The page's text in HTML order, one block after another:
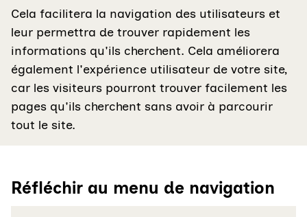
Cela facilitera la navigation des utilisateurs et
leur permettra de trouver rapidement les
informations qu'ils cherchent. Cela améliorera
également l'expérience utilisateur de votre site,
car les visiteurs pourront trouver facilement les
pages qu'ils cherchent sans avoir à parcourir
tout le site.
Réfléchir au menu de navigation